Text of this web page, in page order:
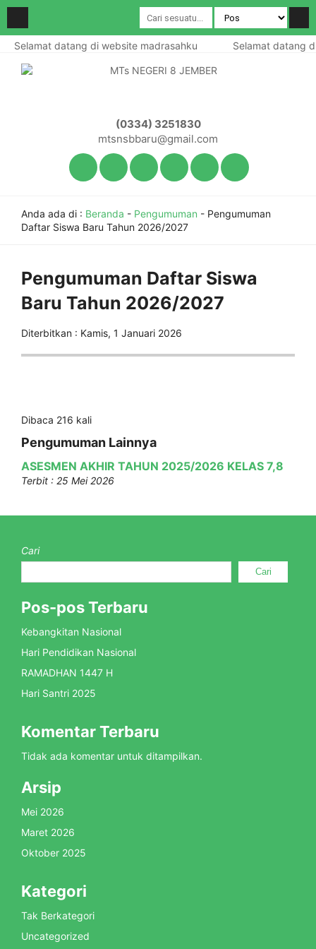
Selamat datang di website madrasahku Selamat datang
(0334) 3251830
mtsnsbbaru@gmail.com
Anda ada di : Beranda - Pengumuman - Pengumuman
Daftar Siswa Baru Tahun 2026/2027
Pengumuman Daftar Siswa
Baru Tahun 2026/2027
Diterbitkan : Kamis, 1 Januari 2026
Dibaca 216 kali
Pengumuman Lainnya
ASESMEN AKHIR TAHUN 2025/2026 KELAS 7,8
Terbit : 25 Mei 2026
Cari
Cari
Pos-pos Terbaru
Kebangkitan Nasional
Hari Pendidikan Nasional
RAMADHAN 1447 H
Hari Santri 2025
Komentar Terbaru
Tidak ada komentar untuk ditampilkan.
Arsip
Mei 2026
Maret 2026
Oktober 2025
Kategori
Tak Berkategori
Uncategorized